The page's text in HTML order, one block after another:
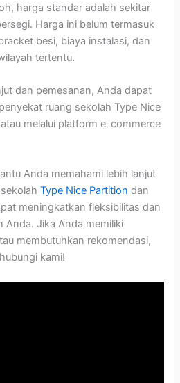
harga standar adalah sekitar
Harga ini belum termasuk
besi, biaya instalasi, dan
tertentu.
dan pemesanan, Anda dapat
ruang sekolah Type Nice
melalui platform e-commerce
Anda memahami lebih lanjut
sekolahType Nice Partition dan
meningkatkan fleksibilitas dan
Anda. Jika Anda memiliki
membutuhkan rekomendasi,
kami!